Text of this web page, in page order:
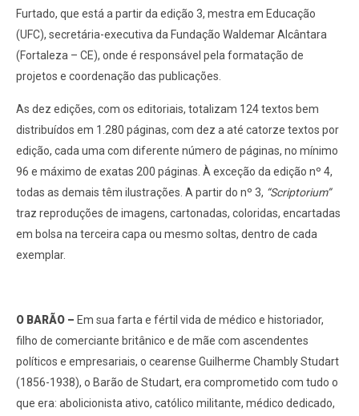
Furtado, que está a partir da edição 3, mestra em Educação
(UFC), secretária-executiva da Fundação Waldemar Alcântara
(Fortaleza – CE), onde é responsável pela formatação de
projetos e coordenação das publicações.
As dez edições, com os editoriais, totalizam 124 textos bem
distribuídos em 1.280 páginas, com dez a até catorze textos por
edição, cada uma com diferente número de páginas, no mínimo
96 e máximo de exatas 200 páginas. À exceção da edição nº 4,
todas as demais têm ilustrações. A partir do nº 3, “Scriptorium”
traz reproduções de imagens, cartonadas, coloridas, encartadas
em bolsa na terceira capa ou mesmo soltas, dentro de cada
exemplar.
O BARÃO – Em sua farta e fértil vida de médico e historiador,
filho de comerciante britânico e de mãe com ascendentes
políticos e empresariais, o cearense Guilherme Chambly Studart
(1856-1938), o Barão de Studart, era comprometido com tudo o
que era: abolicionista ativo, católico militante, médico dedicado,